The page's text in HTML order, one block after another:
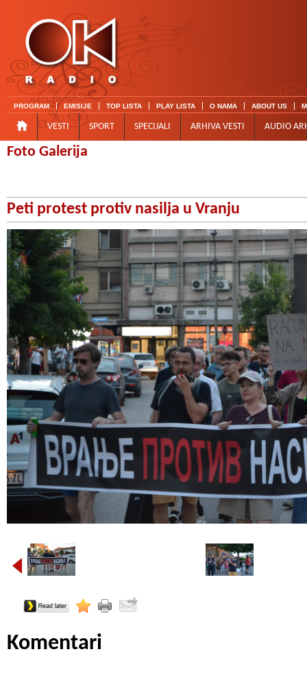
PROGRAM EMISIJE TOP LISTA PLAY LISTA O NAMA ABOUT US
VESTI SPORT SPECIJALI ARHIVA VESTI AUDIO
Foto Galerija
Peti protest protiv nasilja u Vranju
Komentari